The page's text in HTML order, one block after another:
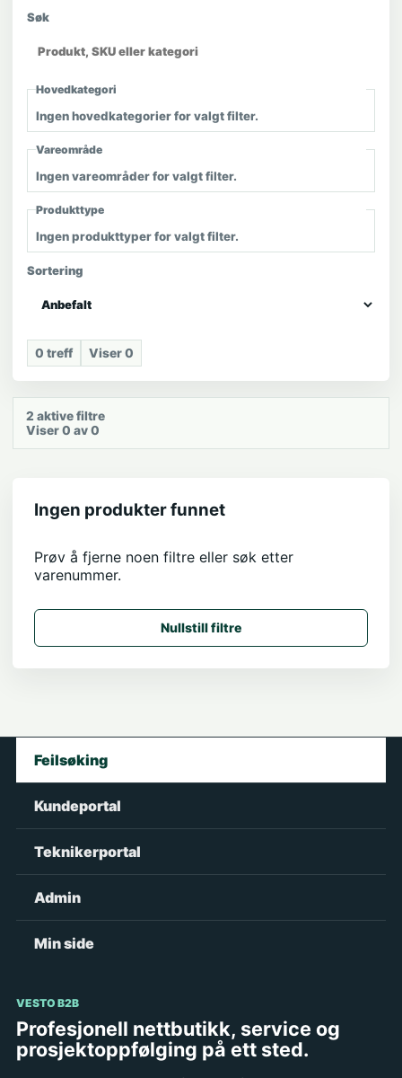
Søk
Hovedkategori
Ingen hovedkategorier for valgt filter.
Vareområde
Ingen vareområder for valgt filter.
Produkttype
Ingen produkttyper for valgt filter.
Sortering
0 treff Viser0
2 aktive filtre
Viser 0 av 0
Ingen produkter funnet
Prøv å fjerne noen filtre eller søk etter
varenummer.
Nullstill filtre
Feilsøking
Kundeportal
Teknikerportal
Admin
Min side
VESTO B2B
Profesjonell nettbutikk, service og
prosjektoppfølging på ett sted.